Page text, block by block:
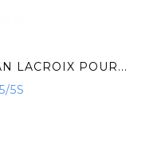
LACROIX POUR...
5S